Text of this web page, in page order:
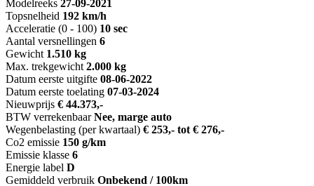
Modelreeks 27-09-2021
Topsnelheid 192 km/h
Acceleratie (0 - 100) 10 sec
Aantal versnellingen 6
Gewicht 1.510 kg
Max. trekgewicht 2.000 kg
Datum eerste uitgifte 08-06-2022
Datum eerste toelating 07-03-2024
Nieuwprijs € 44.373,-
BTW verrekenbaar Nee, marge auto
Wegenbelasting (per kwartaal) € 253,- tot € 276,-
Co2 emissie 150 g/km
Emissie klasse 6
Energie label D
Gemiddeld verbruik Onbekend / 100km